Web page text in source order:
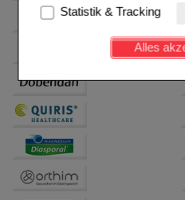
Website notwendig sind
Kundenkonto), weshalb auf
werden kann.
Einkaufserlebnis noch
beispielsweise für die
Besuchers oder unsere
Verhaltensweisen (z.B.
anzupassen. Komfort-
auch auf Ihre Bedürfnisse
anzuzeigen und unser
betreiben.
Statistik & Tracking
Alles